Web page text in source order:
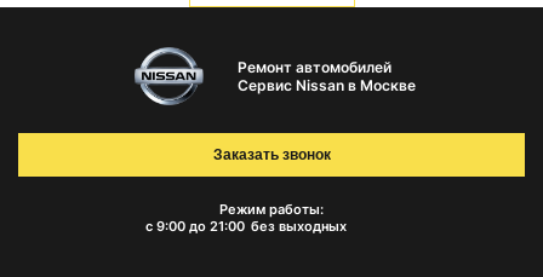
Ремонт автомобилей
Сервис Nissan в Москве
Режим работы:
с 9:00 до 21:00 без выходных
Заказать звонок